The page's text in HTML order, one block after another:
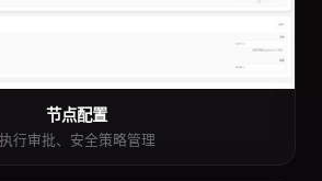
节点配置
执行审批、安全策略管理